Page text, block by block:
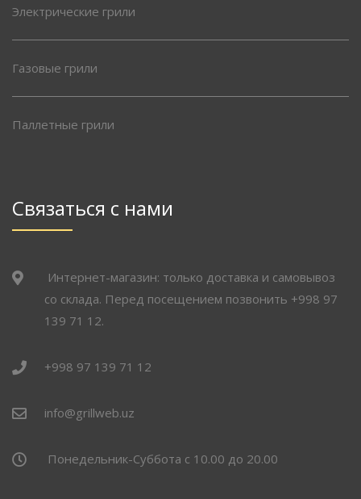
Электрические грили
Газовые грили
Паллетные грили
Связаться с нами
Интернет-магазин: только доставка и самовывоз
со склада. Перед посещением позвонить +998 97
139 71 12.
+998 97 139 71 12
info@grillweb.uz
Понедельник-Суббота с 10.00 до 20.00